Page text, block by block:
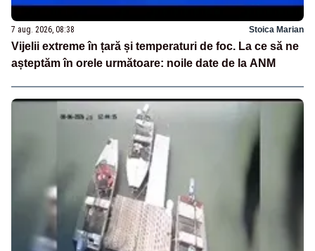
7 aug. 2026, 08:38 Stoica Marian
Vijelii extreme în țară și temperaturi de foc. La ce să ne
așteptăm în orele următoare: noile date de la ANM